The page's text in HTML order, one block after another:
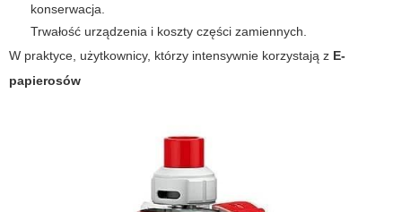
konserwacja.
Trwałość urządzenia i koszty części zamiennych.
W praktyce, użytkownicy, którzy intensywnie korzystają z E-
papierosów